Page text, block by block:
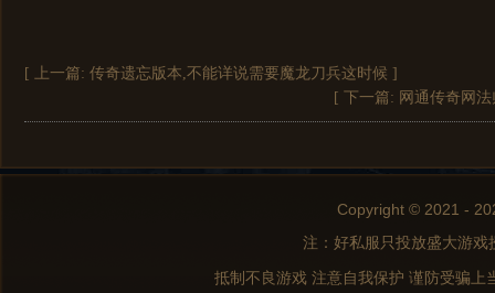
[ 上一篇: 传奇遗忘版本,不能详说需要魔龙刀兵这时候 ]
[ 下一篇: 网通传奇网
Copyright © 2021 -
注：好私服只投放盛大游
抵制不良游戏 注意自我保护 谨防受骗